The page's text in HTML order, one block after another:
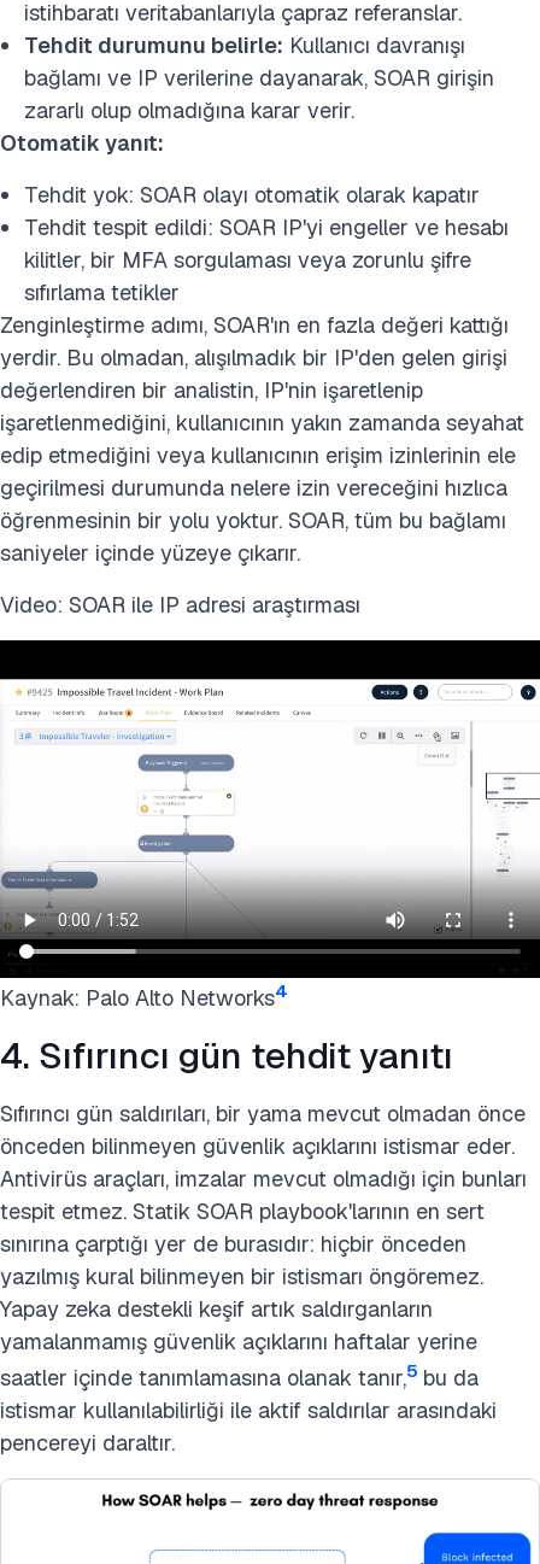
istihbaratı veritabanlarıyla çapraz referanslar.
Tehdit durumunu belirle: Kullanıcı davranışı
bağlamı ve IP verilerine dayanarak, SOAR girişin
zararlı olup olmadığına karar verir.
Otomatik yanıt:
Tehdit yok: SOAR olayı otomatik olarak kapatır
Tehdit tespit edildi: SOAR IP'yi engeller ve hesabı
kilitler, bir MFA sorgulaması veya zorunlu şifre
sıfırlama tetikler
Zenginleştirme adımı, SOAR'ın en fazla değeri kattığı
yerdir. Bu olmadan, alışılmadık bir IP'den gelen girişi
değerlendiren bir analistin, IP'nin işaretlenip
işaretlenmediğini, kullanıcının yakın zamanda seyahat
edip etmediğini veya kullanıcının erişim izinlerinin ele
geçirilmesi durumunda nelere izin vereceğini hızlıca
öğrenmesinin bir yolu yoktur. SOAR, tüm bu bağlamı
saniyeler içinde yüzeye çıkarır.
Video: SOAR ile IP adresi araştırması
Kaynak: Palo Alto Networks4
4. Sıfırıncı gün tehdit yanıtı
Sıfırıncı gün saldırıları, bir yama mevcut olmadan önce
önceden bilinmeyen güvenlik açıklarını istismar eder.
Antivirüs araçları, imzalar mevcut olmadığı için bunları
tespit etmez. Statik SOAR playbook'larının en sert
sınırına çarptığı yer de burasıdır: hiçbir önceden
yazılmış kural bilinmeyen bir istismarı öngöremez.
Yapay zeka destekli keşif artık saldırganların
yamalanmamış güvenlik açıklarını haftalar yerine
saatler içinde tanımlamasına olanak tanır,5 bu da
istismar kullanılabilirliği ile aktif saldırılar arasındaki
pencereyi daraltır.